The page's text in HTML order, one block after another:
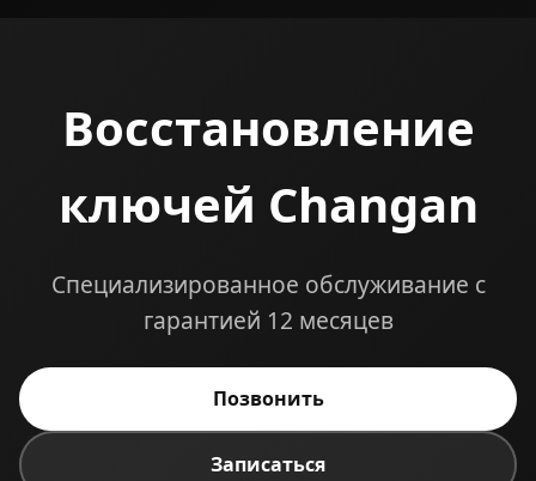
Восстановление
ключей Changan
Специализированное обслуживание с
гарантией 12 месяцев
Позвонить
Записаться